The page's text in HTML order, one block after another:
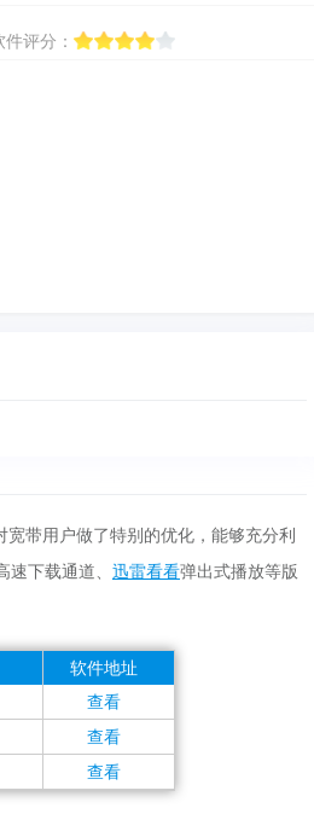
件评分：
带用户做了特别的优化，能够充分利
速下载通道、 迅雷看看弹出式播放等版
软件地址
查看
查看
查看